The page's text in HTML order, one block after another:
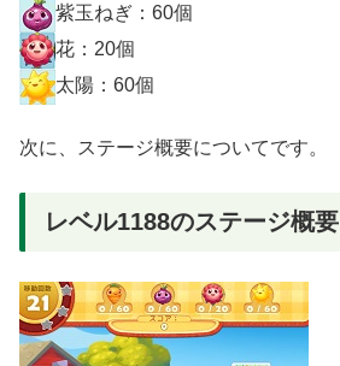
紫玉ねぎ：60個
花：20個
太陽：60個
次に、ステージ概要についてです。
レベル1188のステージ概要